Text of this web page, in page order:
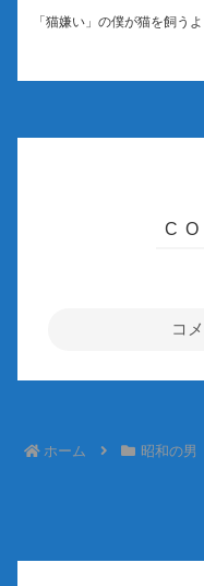
「猫嫌い」の僕が猫を飼う
コ
ホーム 昭和の男